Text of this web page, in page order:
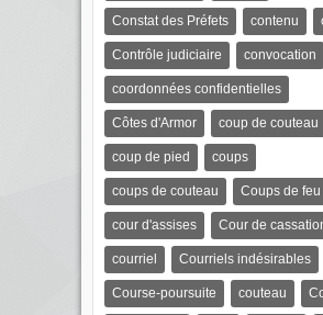
Constat des Préfets contenu
Contrôle judiciaire convocation
coordonnées confidentielles
Côtes d'Armor coup de couteau
coup de pied coups
coups de couteau Coups de feu
cour d'assises Cour de
courriel Courriels indésirables
Course-poursuite couteau